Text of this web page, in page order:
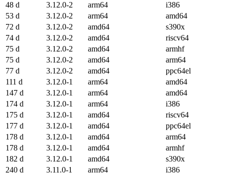
48 d
3.12.0-2 arm64 i386
53 d
3.12.0-2 arm64 amd64
72 d
3.12.0-2 amd64 s390x
74 d
3.12.0-2 amd64 riscv64
75 d
3.12.0-2 amd64 armhf
75 d
3.12.0-2 amd64 arm64
77 d
3.12.0-2 amd64 ppc64el
111 d
3.12.0-1 arm64 amd64
147 d
3.12.0-1 arm64 amd64
174 d
3.12.0-1 arm64 i386
175 d
3.12.0-1 amd64 riscv64
177 d
3.12.0-1 amd64 ppc64el
178 d
3.12.0-1 amd64 arm64
178 d
3.12.0-1 amd64 armhf
182 d
3.12.0-1 amd64 s390x
240 d
3.11.0-1 arm64 i386